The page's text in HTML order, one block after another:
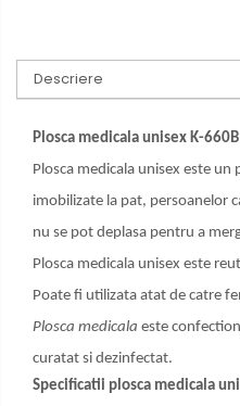
Descriere
Plosca medicala unisex K-660B
Plosca medicala unisex este
imobilizate la pat, persoanelor
nu se pot deplasa pentru a
Plosca medicala unisex este
Poate fi utilizata atat de catre
Plosca medicala este
curatat si dezinfectat.
Specificatii plosca medicala